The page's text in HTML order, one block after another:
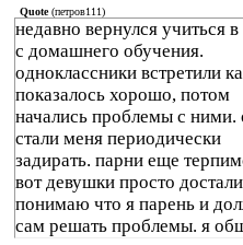
Quote(петров111)
недавно вернулся учиться в
с домашнего обучения.
одноклассники встретили
показалось хорошо, потом
начались проблемы с ними.
стали меня периодически
задирать. парни еще
вот девушки просто
понимаю что я парень и
сам решать проблемы. я